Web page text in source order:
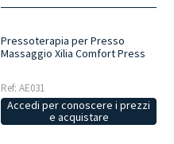
Pressoterapia per Presso
Massaggio Xilia Comfort Press
Ref: AE031
Accedi per conoscere i prezzi
e acquistare